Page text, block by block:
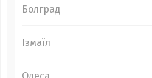
Болград
Ізмаїл
Одеса